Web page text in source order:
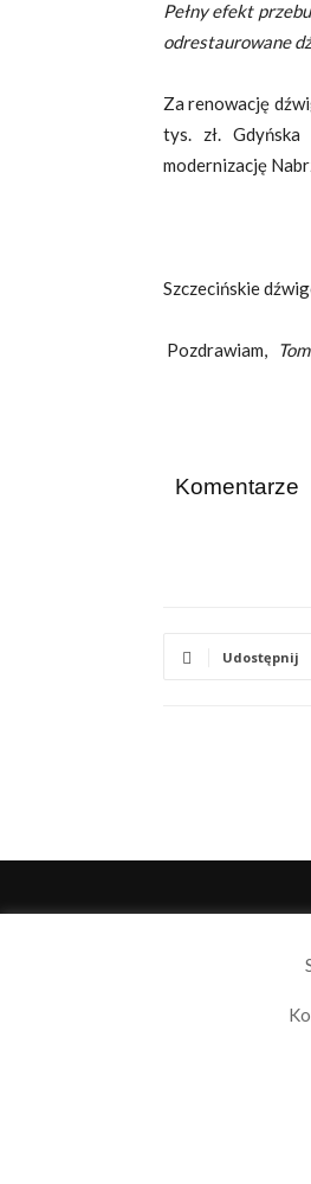
Pełny efekt
odrestaurowane
Za renowację
tys. zł.
modernizację
Szczecińskie
Pozdrawiam,
Komentarze
Udostępnij